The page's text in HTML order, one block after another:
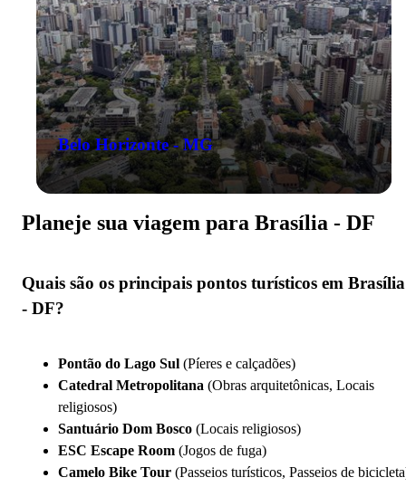
Belo Horizonte - MG
Planeje sua viagem para Brasília - DF
Quais são os principais pontos turísticos em Brasília
- DF?
Pontão do Lago Sul (Píeres e calçadões)
Catedral Metropolitana (Obras arquitetônicas, Locais
religiosos)
Santuário Dom Bosco (Locais religiosos)
ESC Escape Room (Jogos de fuga)
Camelo Bike Tour (Passeios turísticos, Passeios de